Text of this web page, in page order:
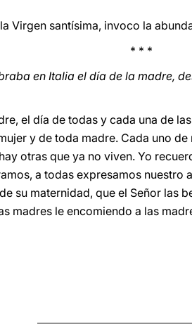
Virgen santísima, invoco la
* * *
en Italia el día de la madre,
el día de todas y cada una de
y de toda madre. Cada uno
otras que ya no viven. Yo
a todas expresamos
su maternidad, que el Señor las
madres le encomiendo a las